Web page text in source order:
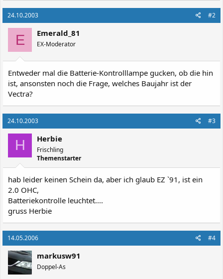
24.10.2003 #2
E Emerald_81
EX-Moderator
Entweder mal die Batterie-Kontrolllampe gucken, ob die hin
ist, ansonsten noch die Frage, welches Baujahr ist der
Vectra?
24.10.2003 #3
H Herbie
Frischling
Themenstarter
hab leider keinen Schein da, aber ich glaub EZ `91, ist ein
2.0 OHC,
Batteriekontrolle leuchtet....
gruss Herbie
14.05.2006 #4
markusw91
Doppel-As